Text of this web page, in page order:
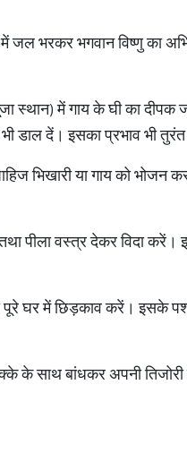
में जल भरकर भगवान विष्णु का
स्थान) में गाय के घी का दीपक
डाल दें। इसका प्रभाव भी
भिखारी या गाय को
पीला वस्त्र देकर विदा करें।
घर में छिड़काव करें। इसके
के साथ बांधकर अपनी